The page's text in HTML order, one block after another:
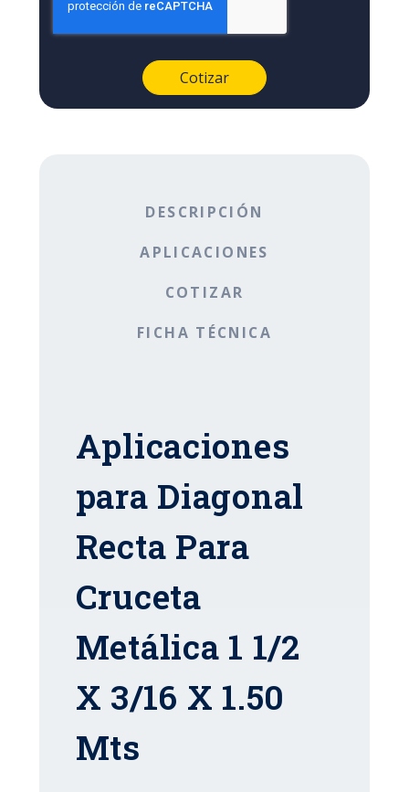
DESCRIPCIÓN
APLICACIONES
COTIZAR
FICHA TÉCNICA
Aplicaciones
para Diagonal
Recta Para
Cruceta
Metálica 1 1/2
X 3/16 X 1.50
Mts